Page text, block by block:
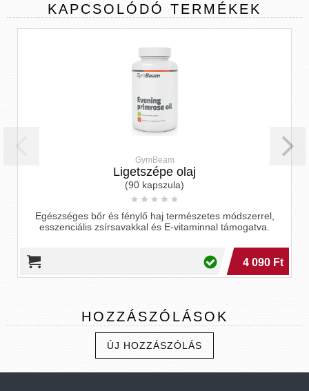
KAPCSOLÓDÓ TERMÉKEK
GymBeam
Ligetszépe olaj
(90 kapszula)
Egészséges bőr és fénylő haj természetes módszerrel,
esszenciális zsírsavakkal és E-vitaminnal támogatva.
4 090 Ft
HOZZÁSZÓLÁSOK
ÚJ HOZZÁSZÓLÁS